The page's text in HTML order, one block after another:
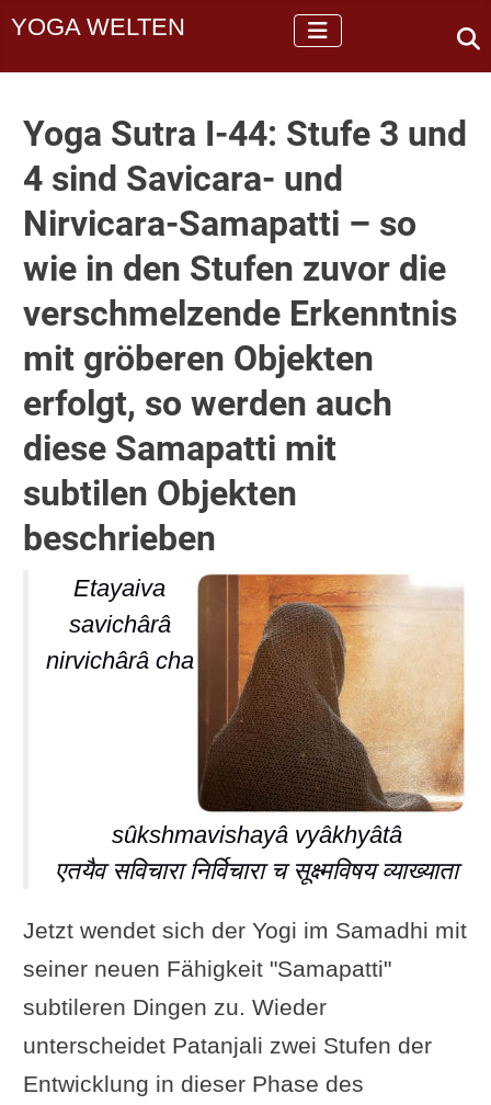
YOGA WELTEN
Yoga Sutra I-44: Stufe 3 und
4 sind Savicara- und
Nirvicara-Samapatti – so
wie in den Stufen zuvor die
verschmelzende Erkenntnis
mit gröberen Objekten
erfolgt, so werden auch
diese Samapatti mit
subtilen Objekten
beschrieben
Etayaiva
savichârâ
nirvichârâ cha
sûkshmavishayâ vyâkhyâtâ
एतयैव सविचारा निर्विचारा च सूक्ष्मविषय व्याख्याता
Jetzt wendet sich der Yogi im Samadhi mit
seiner neuen Fähigkeit "Samapatti"
subtileren Dingen zu. Wieder
unterscheidet Patanjali zwei Stufen der
Entwicklung in dieser Phase des